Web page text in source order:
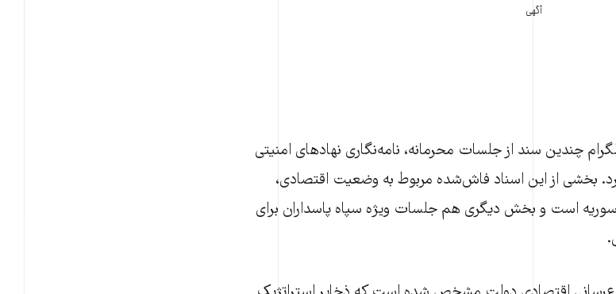
آگهی
چندین سند از جلسات محرمانه، نامه‌نگاری نهادهای امنیتی
بخشی از این اسناد فاش‌شده مربوط به وضعیت اقتصادی،
سوریه است و بخش دیگری هم جلسات ویژه سپاه پاسداران برای